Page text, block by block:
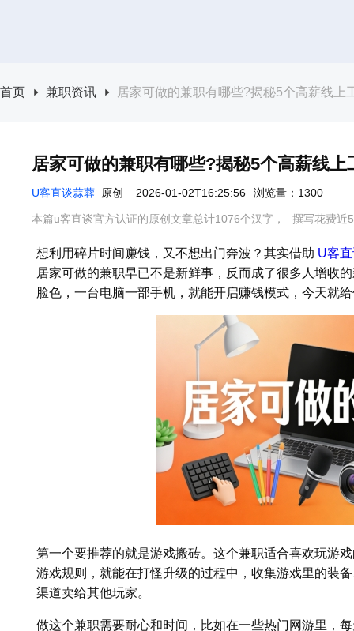
首页 兼职资讯 居家可做的兼职有哪些?揭秘5个高薪线上
居家可做的兼职有哪些?揭秘5个高薪线
U客直谈蒜蓉 原创 2026-01-02T16:25:56 浏览量：1300
本篇u客直谈官方认证的原创文章总计1076个汉字， 撰写花费近
想利用碎片时间赚钱，又不想出门奔波？其实借助 U客
居家可做的兼职早已不是新鲜事，反而成了很多人增收
脸色，一台电脑一部手机，就能开启赚钱模式，今天就
第一个要推荐的就是游戏搬砖。这个兼职适合喜欢玩游
游戏规则，就能在打怪升级的过程中，收集游戏里的装
渠道卖给其他玩家。
做这个兼职需要耐心和时间，比如在一些热门网游里，